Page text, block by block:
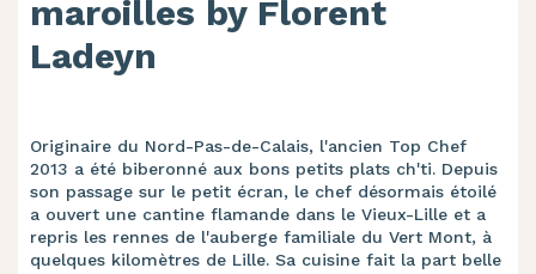
maroilles by Florent
Ladeyn
Originaire du Nord-Pas-de-Calais, l'ancien Top Chef
2013 a été biberonné aux bons petits plats ch'ti. Depuis
son passage sur le petit écran, le chef désormais étoilé
a ouvert une cantine flamande dans le Vieux-Lille et a
repris les rennes de l'auberge familiale du Vert Mont, à
quelques kilomètres de Lille. Sa cuisine fait la part belle